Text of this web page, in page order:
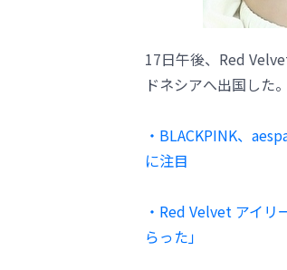
17日午後、Red
ドネシアへ出国した。
・BLACKPINK、
に注目
・Red Velvet アイ
らった」